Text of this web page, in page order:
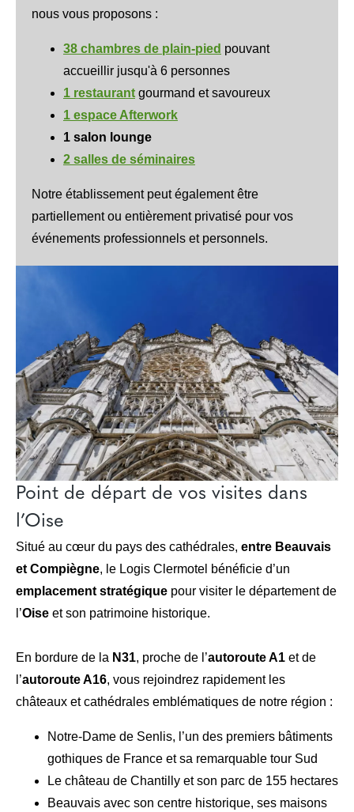
nous vous proposons :
38 chambres de plain-pied pouvant
accueillir jusqu'à 6 personnes
1 restaurant gourmand et savoureux
1 espace Afterwork
1 salon lounge
2 salles de séminaires
Notre établissement peut également être
partiellement ou entièrement privatisé pour vos
événements professionnels et personnels.
Point de départ de vos visites dans
l’Oise
Situé au cœur du pays des cathédrales, entre Beauvais
et Compiègne, le Logis Clermotel bénéficie d’un
emplacement stratégique pour visiter le département de
l’Oise et son patrimoine historique.
En bordure de la N31, proche de l’autoroute A1 et de
l’autoroute A16, vous rejoindrez rapidement les
châteaux et cathédrales emblématiques de notre région :
Notre-Dame de Senlis, l’un des premiers bâtiments
gothiques de France et sa remarquable tour Sud
Le château de Chantilly et son parc de 155 hectares
Beauvais avec son centre historique, ses maisons